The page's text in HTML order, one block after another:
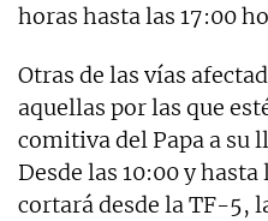
horas hasta las 17:00
Otras de las vías
aquellas por las que
comitiva del Papa a su
Desde las 10:00 y hasta
cortará desde la TF-5,